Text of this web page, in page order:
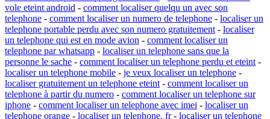
vole eteint android - comment localiser quelqu un avec son
telephone - comment localiser un numero de telephone - localiser un
telephone portable perdu avec son numero gratuitement - localiser
un telephone qui est en mode avion - comment localiser un
telephone par whatsapp - localiser un telephone sans que la
personne le sache - comment localiser un telephone perdu et eteint -
localiser un telephone mobile - je veux localiser un telephone -
localiser gratuitement un telephone eteint - comment localiser un
telephone à partir du numero - comment localiser un telephone sur
iphone - comment localiser un telephone avec imei - localiser un
telephone orange - localiser un telephone. fr- localiser un telephone